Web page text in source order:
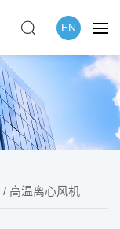
EN
高温离心风机